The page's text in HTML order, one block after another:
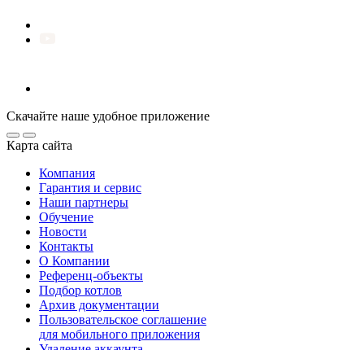
Скачайте наше удобное приложение
Карта сайта
Компания
Гарантия и сервис
Наши партнеры
Обучение
Новости
Контакты
О Компании
Референц-объекты
Подбор котлов
Архив документации
Пользовательское соглашение
для мобильного приложения